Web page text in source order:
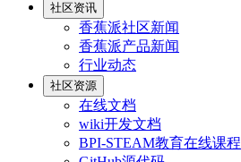
社区资讯
香蕉派社区新闻
香蕉派产品新闻
行业动态
社区资源
在线文档
wiki开发文档
BPI-STEAM教育在线课程